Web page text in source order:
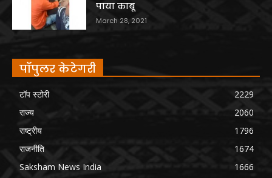
पाया काबू
March 28, 2021
पॉपुलर केटेगरी
टॉप स्टोरी
2229
राज्य
2060
राष्ट्रीय
1796
राजनीति
1674
Saksham News India
1666